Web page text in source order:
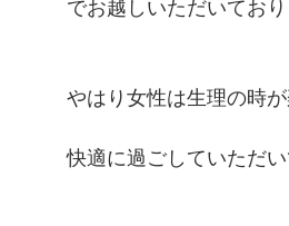
でお越しいただいており
やはり女性は生理の時
快適に過ごしていただい